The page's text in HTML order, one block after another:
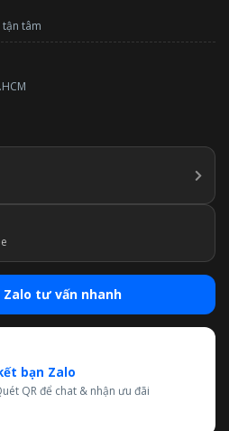
tận tâm
Zalo tư vấn nhanh
bạn Zalo
QR để chat & nhận ưu đãi